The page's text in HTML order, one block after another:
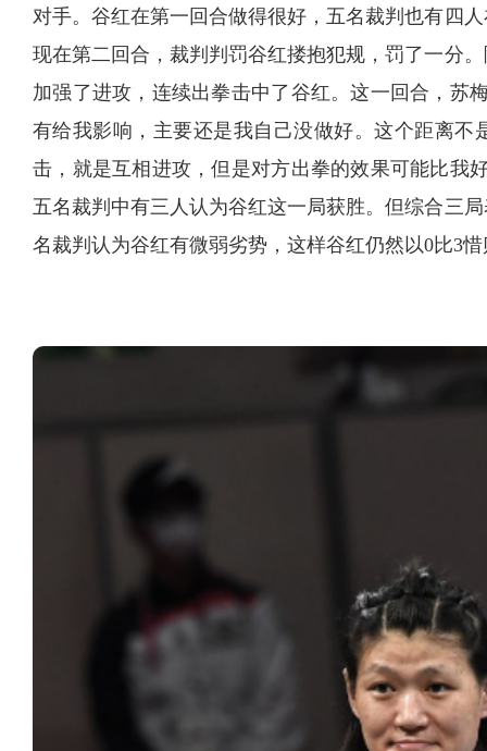
对手。谷红在第一回合做得很好，五名裁判也有四
现在第二回合，裁判判罚谷红搂抱犯规，罚了一分
加强了进攻，连续出拳击中了谷红。这一回合，苏
有给我影响，主要还是我自己没做好。这个距离不
击，就是互相进攻，但是对方出拳的效果可能比我
五名裁判中有三人认为谷红这一局获胜。但综合三
名裁判认为谷红有微弱劣势，这样谷红仍然以0比3